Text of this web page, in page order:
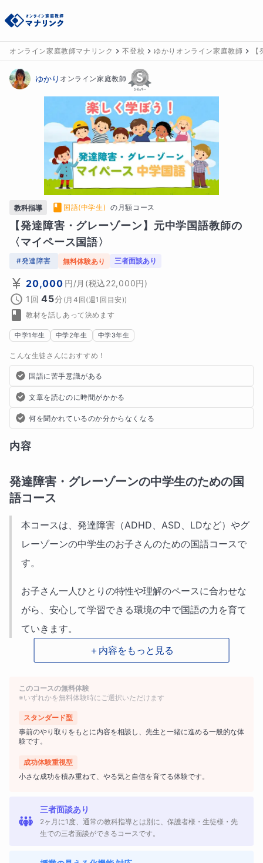
オンライン家庭教師マナリンク 不登校 ゆかりオンライン家庭教師
ゆかり オンライン家庭教師
教科指導 国語(中学生) の 月額コース
【発達障害・グレーゾーン】元中学国語教師の
〈マイペース国語〉
#発達障害 無料体験あり 三者面談あり
20,000 円/月 (税込22,000円)
1回 45分 (月4回(週1回目安))
教材を話しあって決めます
中学1年生 中学2年生 中学3年生
こんな生徒さんにおすすめ！
国語に苦手意識がある
文章を読むのに時間がかかる
何を聞かれているのか分からなくなる
内容
発達障害・グレーゾーンの中学生のための国
語コース
本コースは、発達障害（ADHD、ASD、LDなど）やグ
レーゾーンの中学生のお子さんのための国語コースで
す。
お子さん一人ひとりの特性や理解のペースに合わせな
がら、安心して学習できる環境の中で国語の力を育て
ていきます。
🌼このようなお子さんにおすすめです🌼
・文章を読むのに時間がかかる
・問題文の意味が分かりにくい
・何を聞かれているのか分からなくなる
・記述問題が苦手
・集中が続きにくい
＋内容をもっと見る
このコースの無料体験
※いずれかを無料体験時にご選択いただけます
スタンダード型
事前のやり取りをもとに内容を相談し、先生と一緒に進める一般的な体
験です。
成功体験重視型
小さな成功を積み重ねて、やる気と自信を育てる体験です。
三者面談あり
2ヶ月に1度、通常の教科指導とは別に、保護者様・生徒様・先
生での三者面談ができるコースです。